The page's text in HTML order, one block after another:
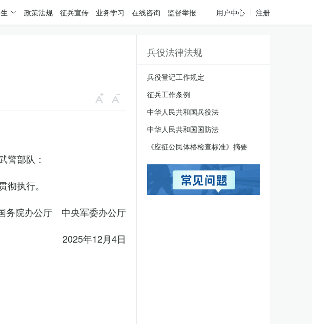
政策法规 征兵宣传 业务学习 在线咨询 监督举报 用户中心 注册
警部队：
执行。
务院办公厅 中央军委办公厅
2025年12月4日
兵役法律法规
兵役登记工作规定
征兵工作条例
中华人民共和国兵役法
中华人民共和国国防法
《应征公民体格检查标准》摘要